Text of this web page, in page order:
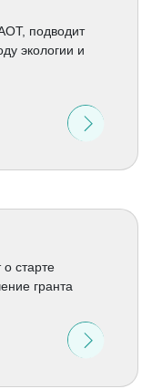
подводит
экологии и
старте
гранта